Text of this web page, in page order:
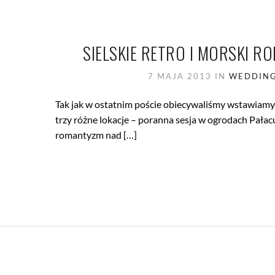
SIELSKIE RETRO I MORSKI
7 MAJA 2013 IN
Tak jak w ostatnim poście obiecywaliśmy
trzy różne lokacje – poranna sesja w ogrodach
romantyzm nad […]